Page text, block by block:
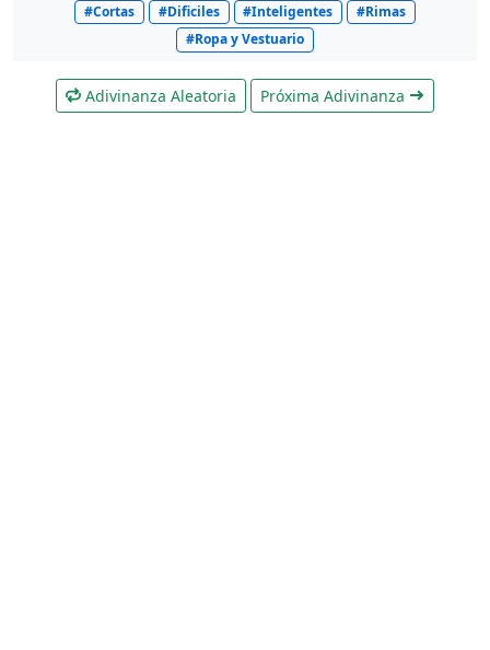
#Cortas #Dificiles #Inteligentes
#Rimas
#Ropa y Vestuario
Adivinanza Aleatoria Próxima Adivinanza